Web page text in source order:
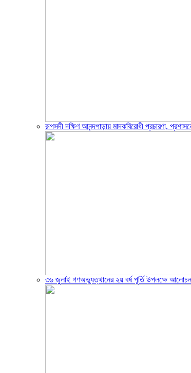
রূপসদী দক্ষিণ আনন্দপাড়ায় মাদকবিরোধী প্রচারণা,
৩৬ জুলাই গণঅভ্যুত্থানের ২য় বর্ষ পূর্তি উপলক্ষে